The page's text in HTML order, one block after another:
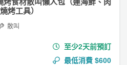
烤工具）
散叫
至少2天前預訂
最低消費 $600